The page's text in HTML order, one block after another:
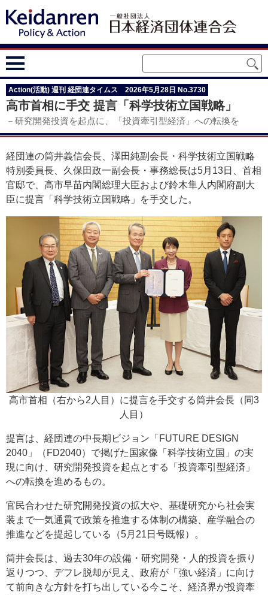
Action(活動) 週刊 経団連タイムス 2026年5月28日 No.3730
高市首相に手交 提言「科学技術立国戦略」
－研究開発投資を起点に、「投資牽引型経済」への転換を
経団連の筒井義信会長、澤田純副会長・科学技術立国戦略
特別委員長、久保田政一副会長・事務総長は5月13日、首相
官邸で、高市早苗内閣総理大臣および鈴木隼人内閣府副大
臣に提言「科学技術立国戦略」を手交した。
高市首相（右から2人目）に提言を手交する筒井会長（同3
人目）
提言は、経団連の中長期ビジョン「FUTURE DESIGN
2040」（FD2040）で掲げた国家像「科学技術立国」の実
現に向け、研究開発投資を起点とする「投資牽引型経済」
への転換を進めるもの。
官民合わせた研究開発投資の拡大や、基礎研究から社会実
装まで一気通貫で政策を推進する体制の構築、産学融合の
推進などを提起している（5月21日号既報）。
筒井会長は、過去30年の設備・研究開発・人的投資を振り
返りつつ、デフレ脱却が見え、政府が「強い経済」に向け
て前向きな方針を打ち出している今こそ、経済界が投資牽